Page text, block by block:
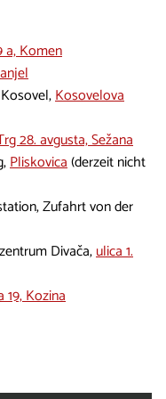
a, Komen
Kosovelova
28. avgusta, Sežana
Pliskovica(derzeit nicht
Zufahrt von der
Divača,ulica 1.
19, Kozina